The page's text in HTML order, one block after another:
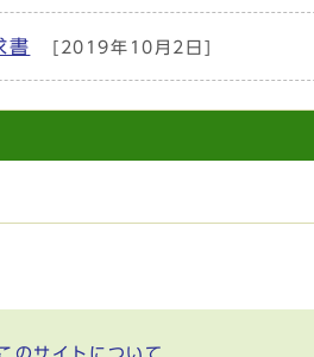
書 [2019年10月2日]
このサイトについて